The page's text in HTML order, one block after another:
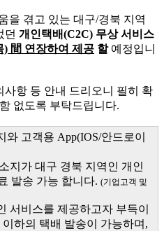
을 겪고 있는 대구/경북 지역
던 개인택배(C2C) 무상 서비스
) 間 연장하여 제공 할예정입니
항 등 안내 드리오니 필히 확
없도록 부탁드립니다.
고객용 App(IOS/안드로이
지가 대구 경북 지역인 개인
발송 가능 합니다. (기업고객 및
서비스를 제공하고자 부득이
하의 택배 발송이 가능하며,